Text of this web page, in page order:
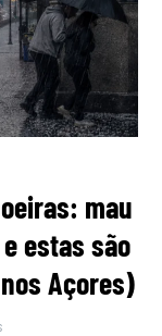
mau
estas são
Açores)